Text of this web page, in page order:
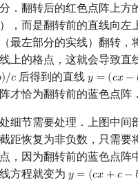
．翻转后的红色点阵上
，而是翻转前的直线向左
最左部分的实线）翻转
上的格点，这就会导致
)/𝑐 后得到的直线𝑦 = (𝑐𝑥−
y =(c x−b )/
才恰为翻转前的蓝色点阵．
细节需要处理．上图中
距恢复为非负数，只需
，因为翻转前的蓝色点阵
方程就变为 𝑦 = (𝑐𝑥 +𝑐−
y =(c x+c −b −1)/